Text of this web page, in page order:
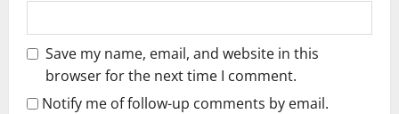
Save my name, email, and website in this
browser for the next time I comment.
Notify me of follow-up comments by email.